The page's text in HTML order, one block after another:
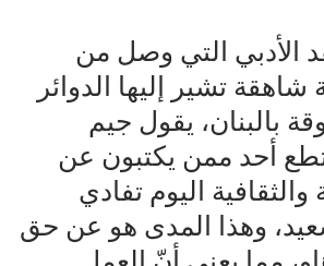
الأدبي التي وصل من
شاهقة تشير إليها الدوائر
بالبنان، يقول جيم
أحد ممن يكتبون عن
والثقافية اليوم تفادي
وهذا المدى هو عن حق